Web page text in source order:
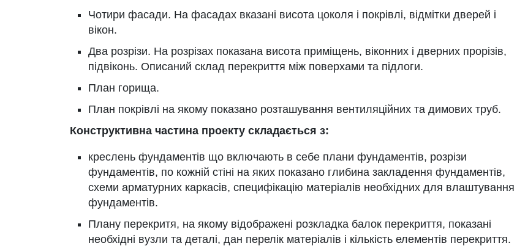
Чотири фасади. На фасадах вказані висота цоколя і покрівлі, відмітки дверей і
вікон.
Два розрізи. На розрізах показана висота приміщень, віконних і дверних прорізів,
підвіконь. Описаний склад перекриття між поверхами та підлоги.
План горища.
План покрівлі на якому показано розташування вентиляційних та димових труб.
Конструктивна частина проекту складається з:
креслень фундаментів що включають в себе плани фундаментів, розрізи
фундаментів, по кожній стіні на яких показано глибина закладення фундаментів,
схеми арматурних каркасів, специфікацію матеріалів необхідних для влаштування
фундаментів.
Плану перекритя, на якому відображені розкладка балок перекриття, показані
необхідні вузли та деталі, дан перелік матеріалів і кількість елементів перекриття.